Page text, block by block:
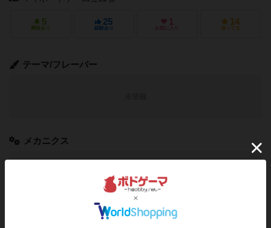
5
興味あり
25
経験あり
1
お気に入り
14
持ってる
テーマ/フレーバー
メカニクス